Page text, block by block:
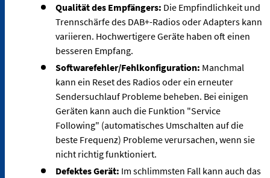
Qualität des Empfängers: Die Empfindlichkeit und
Trennschärfe des DAB+-Radios oder Adapters kann
variieren. Hochwertigere Geräte haben oft einen
besseren Empfang.
Softwarefehler/Fehlkonfiguration: Manchmal
kann ein Reset des Radios oder ein erneuter
Sendersuchlauf Probleme beheben. Bei einigen
Geräten kann auch die Funktion "Service
Following" (automatisches Umschalten auf die
beste Frequenz) Probleme verursachen, wenn sie
nicht richtig funktioniert.
Defektes Gerät: Im schlimmsten Fall kann auch das